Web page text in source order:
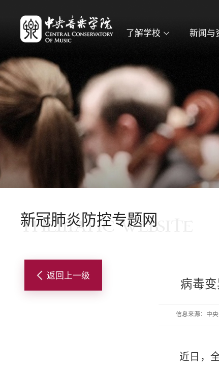
了解学校 新闻与
新冠肺炎防控专题网
THEMATIC WEBSITE
返回上一级
病毒
信息来源：中
近日，